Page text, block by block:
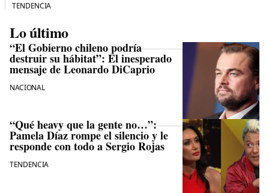
TENDENCIA
Lo último
“El Gobierno chileno podría
destruir su hábitat”: El inesperado
mensaje de Leonardo DiCaprio
NACIONAL
“Qué heavy que la gente no…”:
Pamela Díaz rompe el silencio y le
responde con todo a Sergio Rojas
TENDENCIA